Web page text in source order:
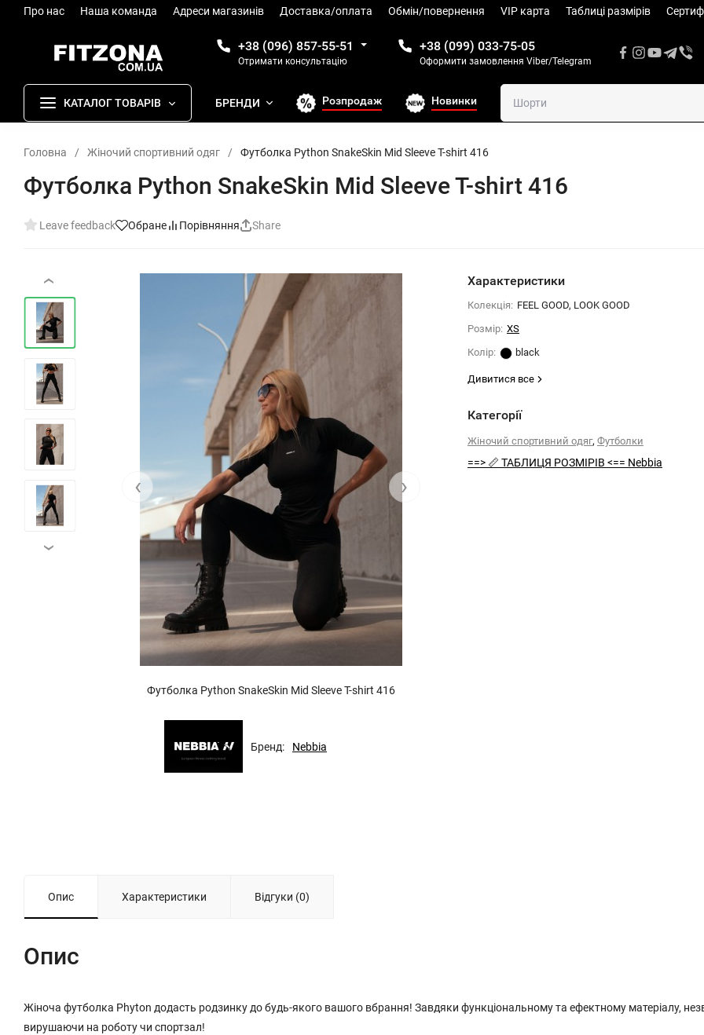
Про нас Наша команда Адреси магазинів Доставка/оплата Обмін/повернення VIP карта Таблиці размiрів
+38 (096) 857-55-51
Отримати консультацію
+38 (099) 033-75-05
Оформити замовлення Viber/Telegram
КАТАЛОГ ТОВАРІВ БРЕНДИ Розпродаж Новинки
Головна / Жіночий спортивний одяг / Футболка Python SnakeSkin Mid Sleeve T-shirt 416
Футболка Python SnakeSkin Mid Sleeve T-shirt 416
Leave feedback Обране Порівняння Share
Футболка Python SnakeSkin Mid Sleeve T-shirt 416
‹ ›
‹
›
Бренд: Nebbia
Характеристики
Колекція: FEEL GOOD, LOOK GOOD
Розмiр: XS
Колiр:
black
Дивитися все
Категорії
Жіночий спортивний одяг, Футболки
==> 📏 ТАБЛИЦЯ РОЗМІРІВ <== Nebbia
Опис Характеристики Відгуки (0)
Опис
Жіноча футболка Phyton додасть родзинку до будь-якого вашого вбрання! Завдяки функціональному та ефектному матеріалу,
вирушаючи на роботу чи спортзал!